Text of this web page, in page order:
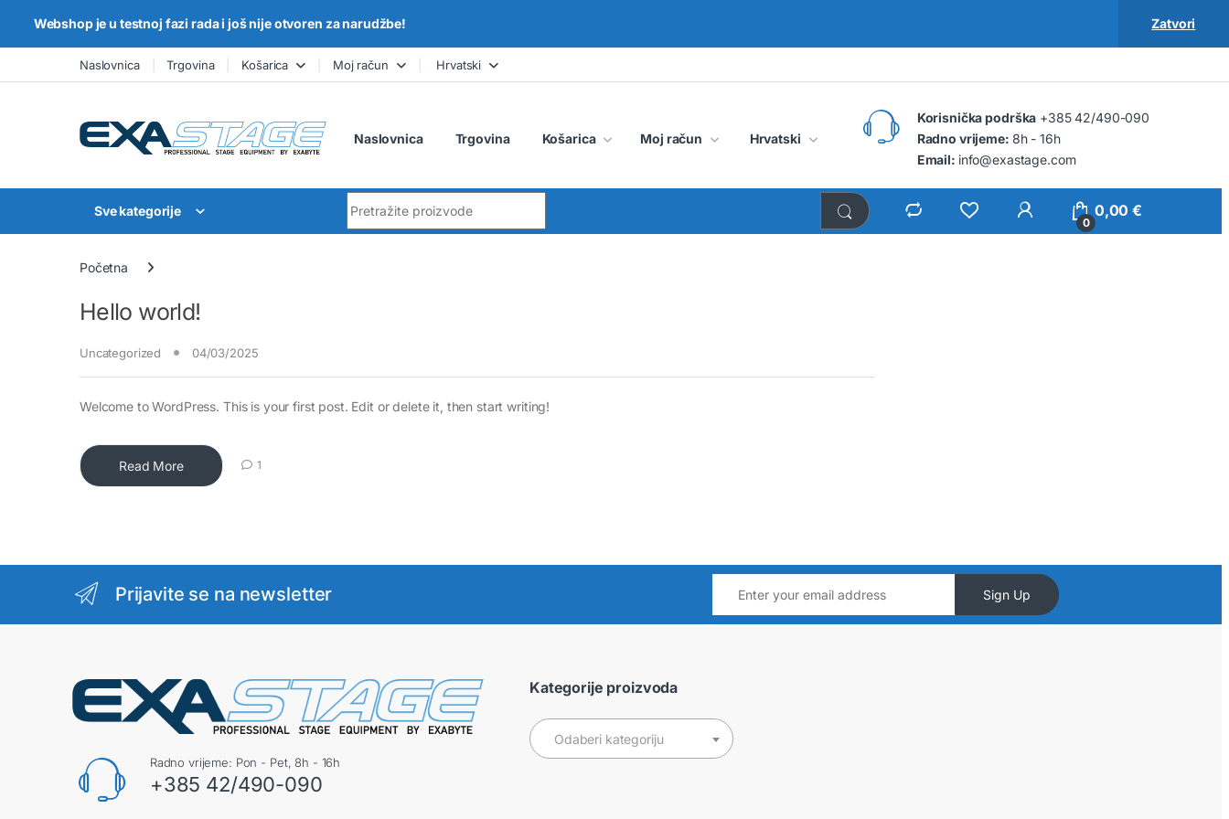
Skip to navigation
Skip to contentNaslovnica Trgovina Košarica Moj račun Hrvatski
Naslovnica Trgovina Košarica Moj račun Hrvatski
Korisnička podrška +385 42/490-090
Radno vrijeme: 8h - 16h
Email: info@exastage.com
Sve kategorije
0
0,00€
Početna
Hello world!
Uncategorized 04/03/2025
Welcome to WordPress. This is your first post. Edit or delete it, then start writing!
Read More 1
Prijavite se na newsletter Sign Up
Radno vrijeme: Pon - Pet, 8h - 16h
+385 42/490-090
Kategorije proizvoda
Odaberi kategoriju
Webshop je u testnoj fazi rada i još nije otvoren za narudžbe! Zatvori